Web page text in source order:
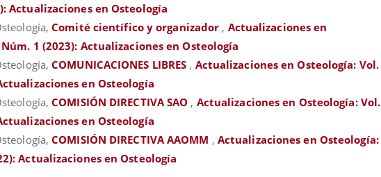
Actualizaciones en Osteología
Comité científico y organizador , Actualizaciones en
1 (2023): Actualizaciones en Osteología
COMUNICACIONES LIBRES , Actualizaciones en Osteología: Vol.
en Osteología
COMISIÓN DIRECTIVA SAO , Actualizaciones en Osteología: Vol.
en Osteología
COMISIÓN DIRECTIVA AAOMM , Actualizaciones en Osteología:
Actualizaciones en Osteología